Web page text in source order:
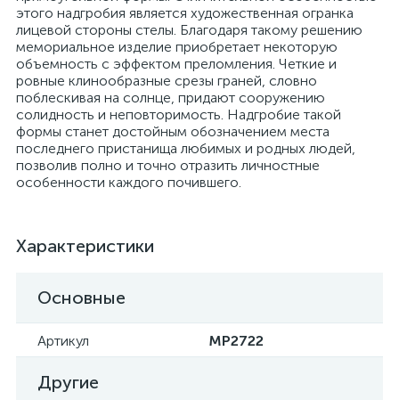
этого надгробия является художественная огранка
лицевой стороны стелы. Благодаря такому решению
мемориальное изделие приобретает некоторую
объемность с эффектом преломления. Четкие и
ровные клинообразные срезы граней, словно
поблескивая на солнце, придают сооружению
солидность и неповторимость. Надгробие такой
формы станет достойным обозначением места
последнего пристанища любимых и родных людей,
позволив полно и точно отразить личностные
особенности каждого почившего.
Характеристики
Основные
Артикул MP2722
Другие